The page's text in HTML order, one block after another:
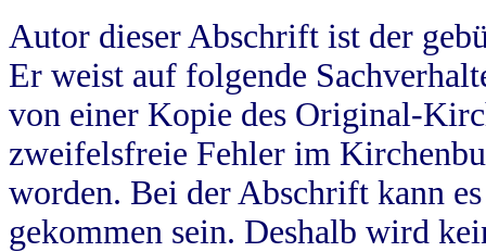
Autor dieser Abschrift ist der
Er weist auf folgende
von einer Kopie des Original-
zweifelsfreie Fehler im
worden. Bei der Abschrift kann
gekommen sein. Deshalb wird